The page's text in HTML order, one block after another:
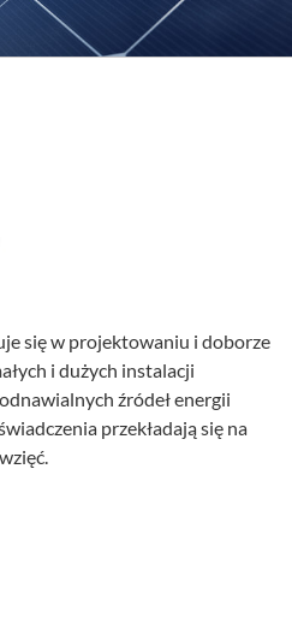
się w projektowaniu i doborze
i dużych instalacji
źródeł energii
przekładają się na